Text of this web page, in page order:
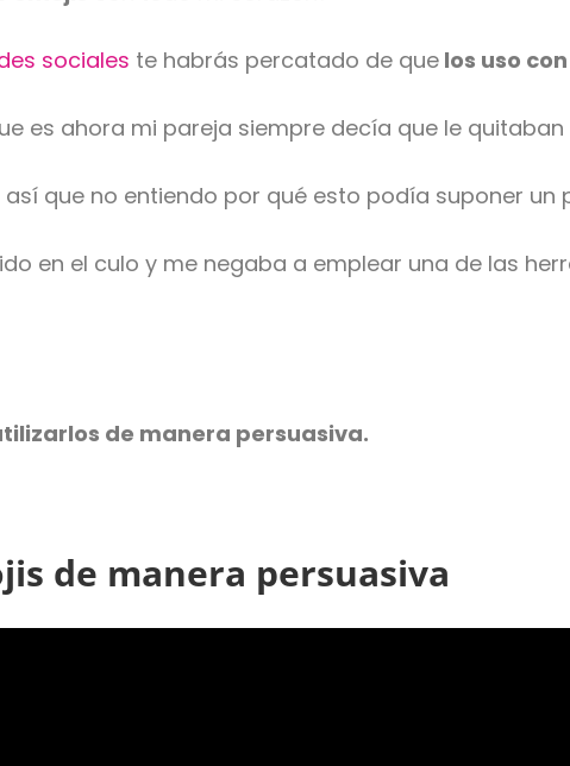
sociales te habrás percatado de que los uso
es ahora mi pareja siempre decía que le
que no entiendo por qué esto podía suponer un
en el culo y me negaba a emplear una de las
de manera persuasiva.
de manera persuasiva